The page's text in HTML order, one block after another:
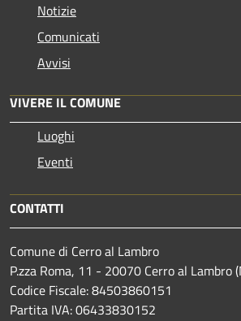
Notizie
Comunicati
Avvisi
VIVERE IL COMUNE
Luoghi
Eventi
CONTATTI
Comune di Cerro al Lambro
P.zza Roma, 11 - 20070 Cerro al Lambro
Codice Fiscale: 84503860151
Partita IVA: 06433830152